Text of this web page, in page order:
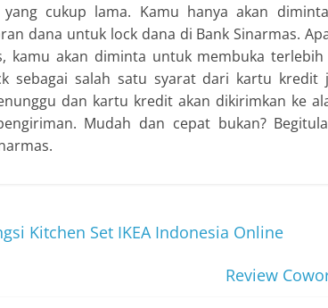
yang cukup lama. Kamu hanya akan
dana untuk lock dana di Bank Sinarmas.
kamu akan diminta untuk membuka
sebagai salah satu syarat dari kartu kredit
dan kartu kredit akan dikirimkan ke
Mudah dan cepat bukan?
Kitchen Set IKEA Indonesia Online
Review